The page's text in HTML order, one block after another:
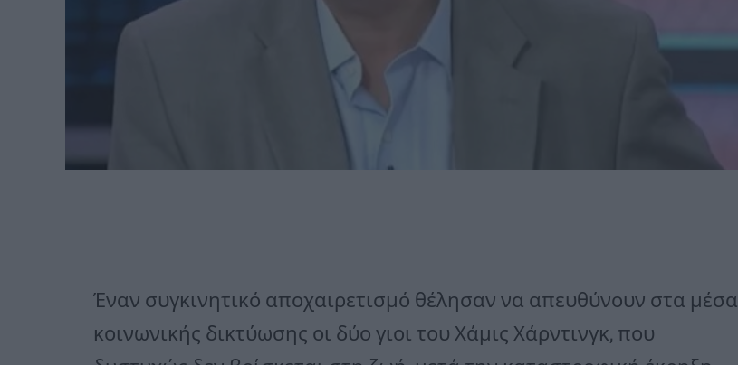
Έναν συγκινητικό αποχαιρετισμό θέλησαν να απευθύνουν στα μέσα
κοινωνικής δικτύωσης οι δύο γιοι του Χάμις Χάρντινγκ, που